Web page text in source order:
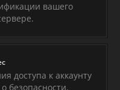
вашего
доступа к аккаунту
безопасности.